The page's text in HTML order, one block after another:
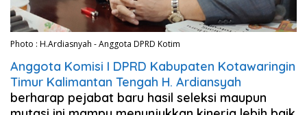
Photo : H.Ardiasnyah - Anggota DPRD Kotim
Anggota Komisi I DPRD Kabupaten Kotawaringin
Timur Kalimantan Tengah H. Ardiansyah
berharap pejabat baru hasil seleksi maupun